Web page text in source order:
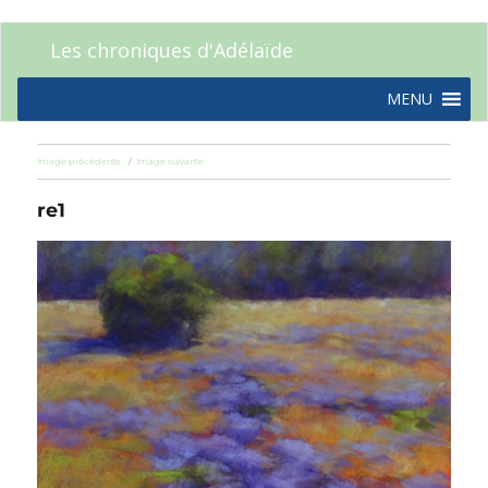
Les chroniques d'Adélaïde
MENU
Image précédente Image suivante
re1